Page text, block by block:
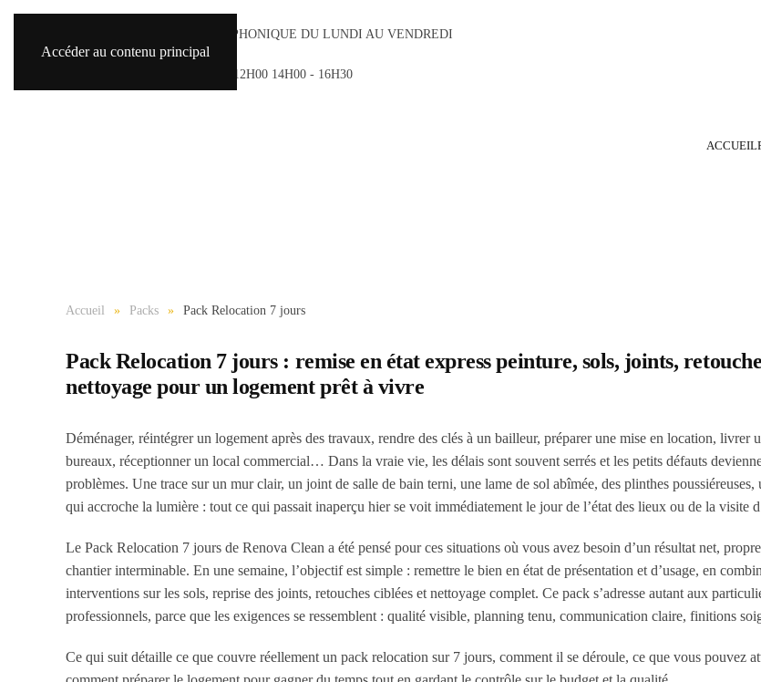
Accéder au contenu principal
ACCUEIL TÉLÉPHONIQUE DU LUNDI AU VENDREDI
8H30 - 18H30
SAMEDI 9H00 - 12H00 14H00 - 16H30
ACCUEIL
Accueil Packs Pack Relocation 7 jours
Pack Relocation 7 jours : remise en état express peinture, sols, joints,
nettoyage pour un logement prêt à vivre
Déménager, réintégrer un logement après des travaux, rendre des clés à un bailleur, préparer une mise en location, livrer
bureaux, réceptionner un local commercial… Dans la vraie vie, les délais sont souvent serrés et les petits défauts
problèmes. Une trace sur un mur clair, un joint de salle de bain terni, une lame de sol abîmée, des plinthes
qui accroche la lumière : tout ce qui passait inaperçu hier se voit immédiatement le jour de l’état des lieux ou de la visite
Le Pack Relocation 7 jours de Renova Clean a été pensé pour ces situations où vous avez besoin d’un résultat net,
chantier interminable. En une semaine, l’objectif est simple : remettre le bien en état de présentation et d’usage, en
interventions sur les sols, reprise des joints, retouches ciblées et nettoyage complet. Ce pack s’adresse autant aux
professionnels, parce que les exigences se ressemblent : qualité visible, planning tenu, communication claire, finitions
Ce qui suit détaille ce que couvre réellement un pack relocation sur 7 jours, comment il se déroule, ce que vous pouvez